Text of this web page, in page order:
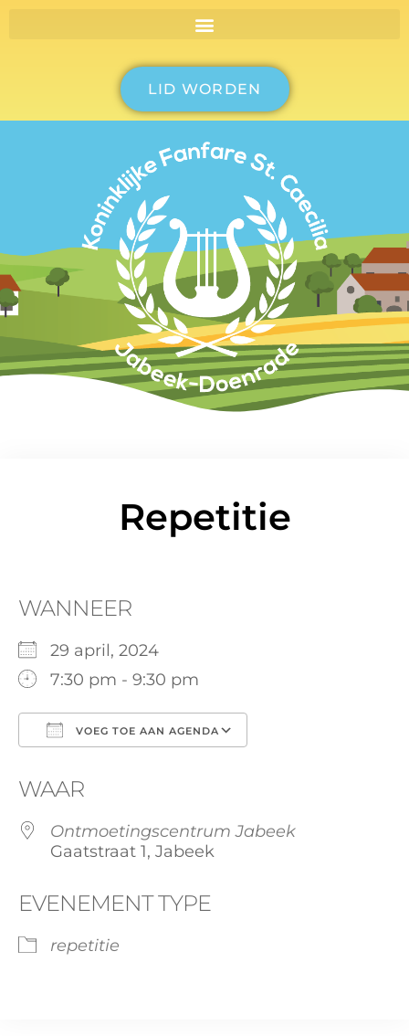
LID WORDEN
Repetitie
WANNEER
29 april, 2024
7:30 pm - 9:30 pm
VOEG TOE AAN AGENDA
WAAR
Ontmoetingscentrum Jabeek
Gaatstraat 1, Jabeek
EVENEMENT TYPE
repetitie